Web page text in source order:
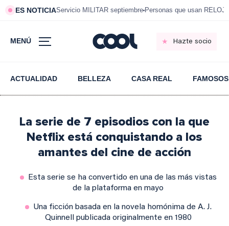
ES NOTICIAServicio MILITAR septiembre Personas que usan RELOJ
MENÚ Hazte socio
ACTUALIDAD BELLEZA CASA REAL FAMOSOS
La serie de 7 episodios con la que
Netflix está conquistando a los
amantes del cine de acción
Esta serie se ha convertido en una de las más vistas
de la plataforma en mayo
Una ficción basada en la novela homónima de A. J.
Quinnell publicada originalmente en 1980